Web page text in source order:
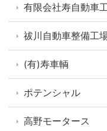
有限会社寿自動車
祓川自動車整備工
(有)寿車輌
ポテンシャル
高野モータース